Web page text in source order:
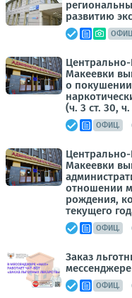
развитию
Макеевки
о
(ч. 3 ст. 30,
ОФИЦ.
Макеевки
отношении
рождения,
текущего
ОФИЦ.
Заказ
ОФИЦ.